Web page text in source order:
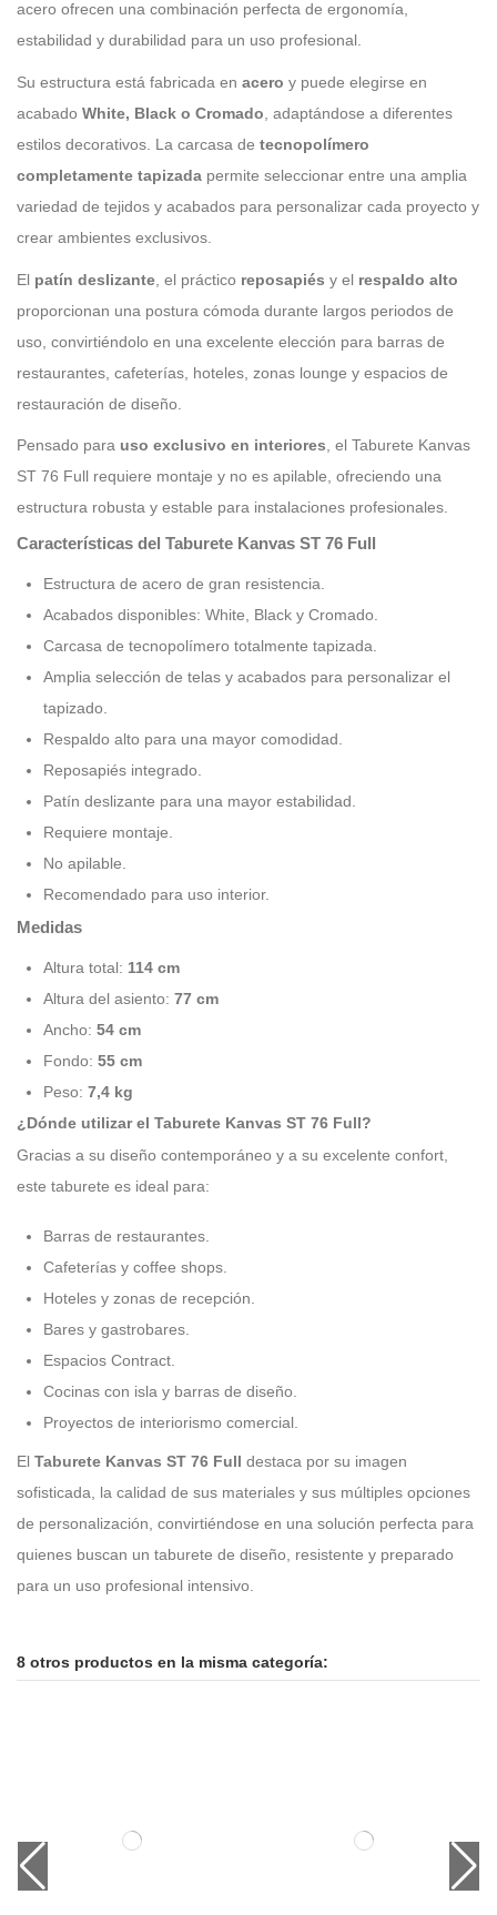
acero ofrecen una combinación perfecta de ergonomía,
estabilidad y durabilidad para un uso profesional.
Su estructura está fabricada en acero y puede elegirse en
acabado White, Black o Cromado , adaptándose a diferentes
estilos decorativos. La carcasa de tecnopolímero
completamente tapizada permite seleccionar entre una amplia
variedad de tejidos y acabados para personalizar cada proyecto y
crear ambientes exclusivos.
El patín deslizante , el práctico reposapiés y el respaldo alto
proporcionan una postura cómoda durante largos periodos de
uso, convirtiéndolo en una excelente elección para barras de
restaurantes, cafeterías, hoteles, zonas lounge y espacios de
restauración de diseño.
Pensado para uso exclusivo en interiores , el Taburete Kanvas
ST 76 Full requiere montaje y no es apilable, ofreciendo una
estructura robusta y estable para instalaciones profesionales.
Características del Taburete Kanvas ST 76 Full
Estructura de acero de gran resistencia.
Acabados disponibles: White, Black y Cromado.
Carcasa de tecnopolímero totalmente tapizada.
Amplia selección de telas y acabados para personalizar el
tapizado.
Respaldo alto para una mayor comodidad.
Reposapiés integrado.
Patín deslizante para una mayor estabilidad.
Requiere montaje.
No apilable.
Recomendado para uso interior.
Medidas
Altura total: 114 cm
Altura del asiento: 77 cm
Ancho: 54 cm
Fondo: 55 cm
Peso: 7,4 kg
¿Dónde utilizar el Taburete Kanvas ST 76 Full?
Gracias a su diseño contemporáneo y a su excelente confort,
este taburete es ideal para:
Barras de restaurantes.
Cafeterías y coffee shops.
Hoteles y zonas de recepción.
Bares y gastrobares.
Espacios Contract.
Cocinas con isla y barras de diseño.
Proyectos de interiorismo comercial.
El Taburete Kanvas ST 76 Full destaca por su imagen
sofisticada, la calidad de sus materiales y sus múltiples opciones
de personalización, convirtiéndose en una solución perfecta para
quienes buscan un taburete de diseño, resistente y preparado
para un uso profesional intensivo.
8 otros productos en la misma categoría: